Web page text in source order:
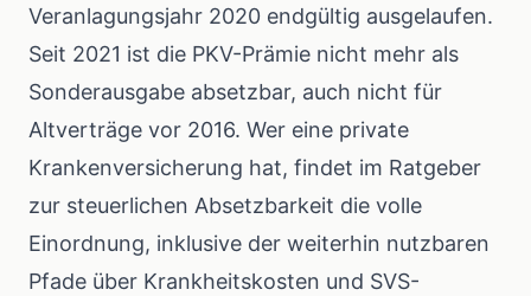
Veranlagungsjahr 2020 endgültig ausgelaufen.
Seit 2021 ist die PKV-Prämie nicht mehr als
Sonderausgabe absetzbar, auch nicht für
Altverträge vor 2016. Wer eine private
Krankenversicherung hat, findet im Ratgeber
zur steuerlichen Absetzbarkeit die volle
Einordnung, inklusive der weiterhin nutzbaren
Pfade über Krankheitskosten und SVS-